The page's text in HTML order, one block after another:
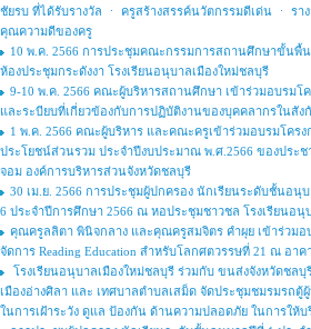
ชัยรบ ที่ได้รับรางวัล ㆍ ครูสร้างสรรค์นวัตกรรมดีเด่น ㆍ ร
คุณความดีของครู
10 พ.ค. 2566 การประชุมคณะกรรมการสถานศึกษาขั้นพื้
ห้องประชุมกระดังงา โรงเรียนอนุบาลเมืองใหม่ชลบุรี
9-10 พ.ค. 2566 คณะผู้บริหารสถานศึกษา เข้าร่วมอบรม
และระบียบที่เกี่ยวข้องกับการปฏิบัติงานของบุคคลากรในสัง
1 พ.ค. 2566 คณะผู้บริหาร และคณะครูเข้าร่วมอบรมโคร
ประโยชน์ส่วนรวม ประจำปีงบประมาณ พ.ศ.2566 ของประ
จอม องค์การบริหารส่วนจังหวัดชลบุรี
30 เม.ย. 2566 การประชุมผู้ปกครอง นักเรียนระดับชั้นอ
6 ประจำปีการศึกษา 2566 ณ หอประชุมชาวชล โรงเรียนอนุ
คุณครูลลิตา พินิจกลาง และคุณครูสมจิตร คำผุย เข้าร่วมอ
จัดการ Reading Education สำหรับโลกศตวรรษที่ 21 ณ อา
โรงเรียนอนุบาลเมืองใหม่ชลบุรี ร่วมกับ ขนส่งจังหวัดชล
เมืองอ่างศิลา และ เทศบาลตำบลเสม็ด จัดประชุมชมรมรถตู้
ในการเฝ้าระวัง ดูแล ป้องกัน ด้านความปลอดภัย ในการให้